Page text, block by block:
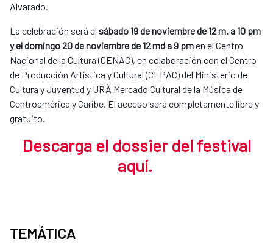
Alvarado.
La celebración será el sábado 19 de noviembre de 12 m. a 10 pm
y el domingo 20 de noviembre de 12 md a 9 pmen el Centro
Nacional de la Cultura (CENAC), en colaboración con el Centro
de Producción Artística y Cultural (CEPAC) del Ministerio de
Cultura y Juventud y URÀ Mercado Cultural de la Música de
Centroamérica y Caribe. El acceso será completamente libre y
gratuito.
Descarga el dossier del festival
aquí.
TEMÁTICA